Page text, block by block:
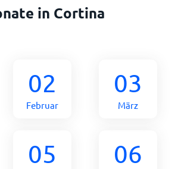
in Cortina
02
Februar
03
März
05 06